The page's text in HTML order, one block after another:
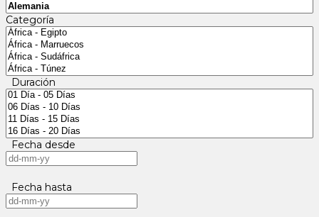
Categoría
Duración
Fecha desde
Fecha hasta